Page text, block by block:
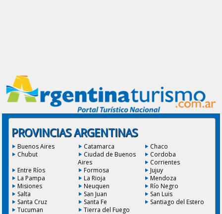
PROVINCIAS ARGENTINAS
Buenos Aires Catamarca
Chaco
Chubut
Ciudad de Buenos
Aires
Cordoba
Corrientes
Entre Ríos
Formosa
Jujuy
La Pampa
La Rioja
Mendoza
Misiones
Neuquen
Río Negro
Salta
San Juan
San Luis
Santa Cruz
Santa Fe
Santiago del Estero
Tucuman
Tierra del Fuego